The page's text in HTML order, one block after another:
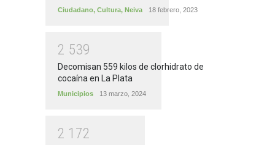
Ciudadano, Cultura, Neiva 18 febrero, 2023
2 539
Decomisan 559 kilos de clorhidrato de
cocaína en La Plata
Municipios 13 marzo, 2024
2 1 72